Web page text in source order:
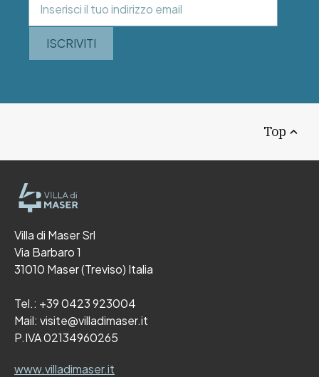
ISCRIVITI
Top
Villa di Maser Srl
Via Barbaro 1
31010 Maser (Treviso) Italia
Tel.: +39 0423 923004
Mail: visite@villadimaser.it
P.IVA 02134960265
www.villadimaser.it